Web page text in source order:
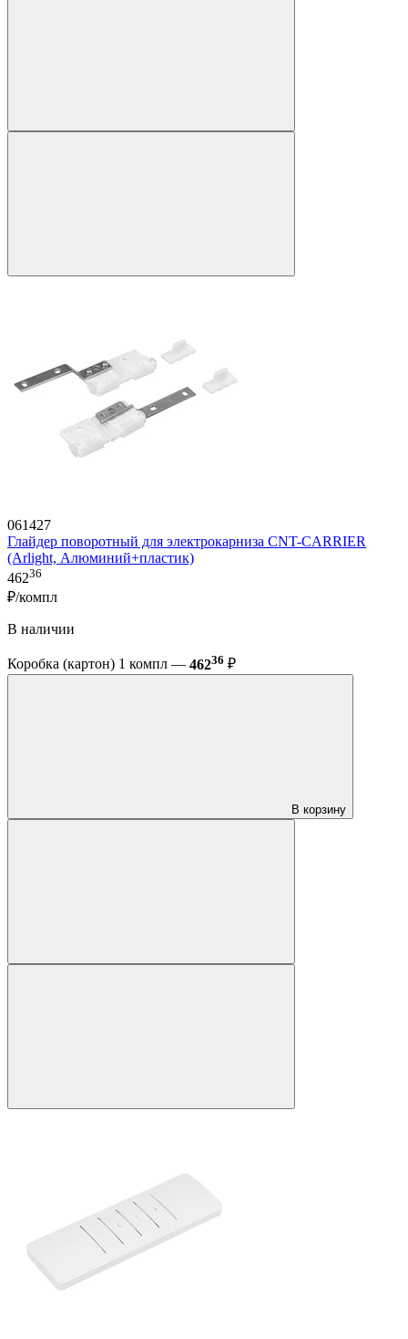
061427
Глайдер поворотный для электрокарниза CNT-CARRIER
(Arlight, Алюминий+пластик)
46236
₽/компл
В наличии
Коробка (картон) 1 компл — 46236 ₽
В корзину